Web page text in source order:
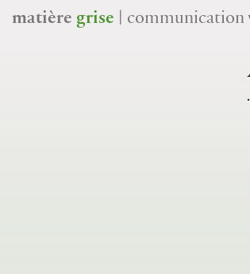
matière grise | communication